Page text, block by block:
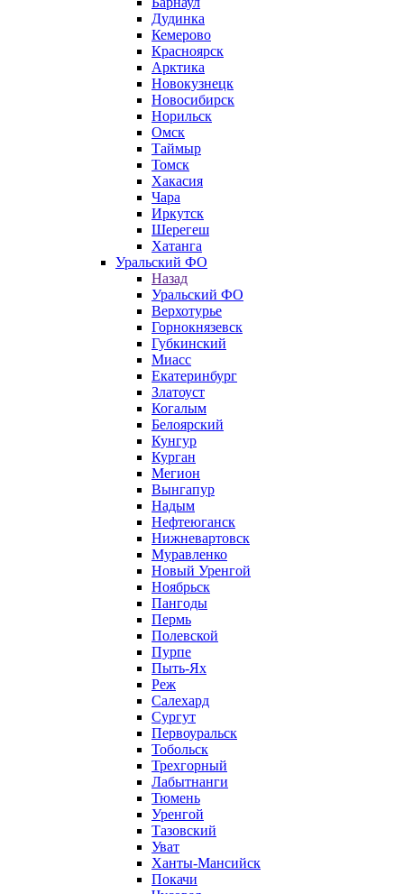
Дудинка
Кемерово
Красноярск
Арктика
Новокузнецк
Новосибирск
Норильск
Омск
Таймыр
Томск
Хакасия
Чара
Иркутск
Шерегеш
Хатанга
Уральский ФО
Назад
Уральский ФО
Верхотурье
Горнокнязевск
Губкинский
Миасс
Екатеринбург
Златоуст
Когалым
Белоярский
Кунгур
Курган
Мегион
Вынгапур
Надым
Нефтеюганск
Нижневартовск
Муравленко
Новый Уренгой
Ноябрьск
Пангоды
Пермь
Полевской
Пурпе
Пыть-Ях
Реж
Салехард
Сургут
Первоуральск
Тобольск
Трехгорный
Лабытнанги
Тюмень
Уренгой
Тазовский
Уват
Ханты-Мансийск
Покачи